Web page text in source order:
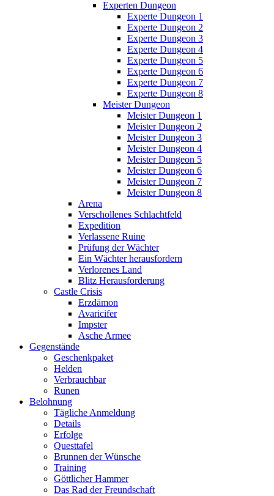
Experten Dungeon
Experte Dungeon 1
Experte Dungeon 2
Experte Dungeon 3
Experte Dungeon 4
Experte Dungeon 5
Experte Dungeon 6
Experte Dungeon 7
Experte Dungeon 8
Meister Dungeon
Meister Dungeon 1
Meister Dungeon 2
Meister Dungeon 3
Meister Dungeon 4
Meister Dungeon 5
Meister Dungeon 6
Meister Dungeon 7
Meister Dungeon 8
Arena
Verschollenes Schlachtfeld
Expedition
Verlassene Ruine
Prüfung der Wächter
Ein Wächter herausfordern
Verlorenes Land
Blitz Herausforderung
Castle Crisis
Erzdämon
Avaricifer
Impster
Asche Armee
Gegenstände
Geschenkpaket
Helden
Verbrauchbar
Runen
Belohnung
Tägliche Anmeldung
Details
Erfolge
Questtafel
Brunnen der Wünsche
Training
Göttlicher Hammer
Das Rad der Freundschaft